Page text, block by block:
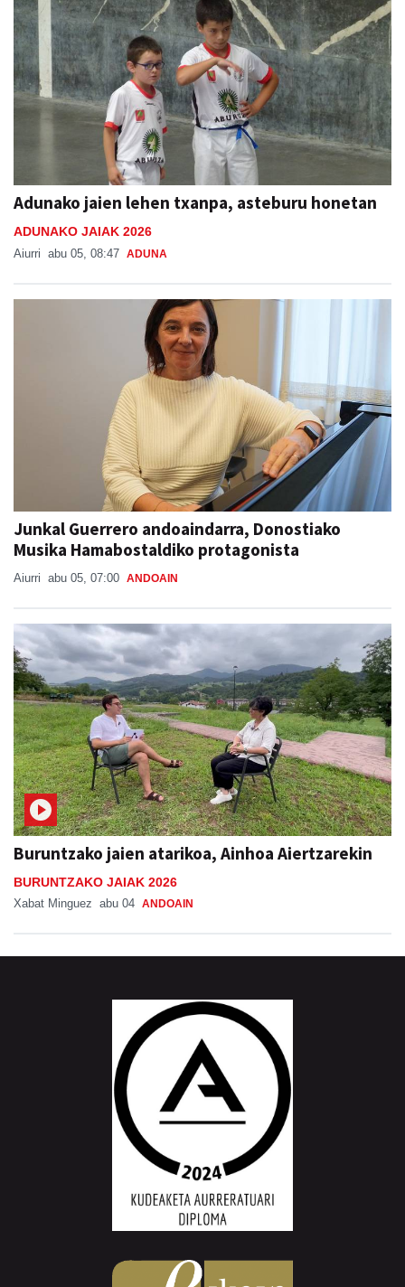
Adunako jaien lehen txanpa, asteburu honetan
ADUNAKO JAIAK 2026
Aiurri abu 05, 08:47 ADUNA
Junkal Guerrero andoaindarra, Donostiako
Musika Hamabostaldiko protagonista
Aiurri abu 05, 07:00 ANDOAIN
Buruntzako jaien atarikoa, Ainhoa Aiertzarekin
BURUNTZAKO JAIAK 2026
Xabat Minguez abu 04 ANDOAIN